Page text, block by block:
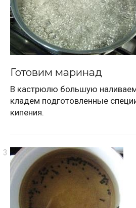
Готовим маринад
В кастрюлю большую
кладем подготовленные
кипения.